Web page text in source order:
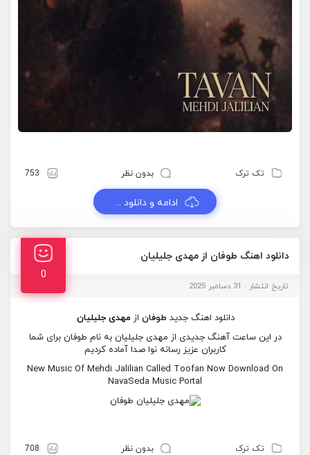
تک ترک بدون نظر 753
ادامه و دانلود ...
دانلود اهنگ طوفان از مهدی جلیلیان
0
تاریخ انتشار : 31 دسامبر 2025
دانلود اهنگ جدید طوفان از مهدی جلیلیان
در این ساعت آهنگ جدیدی از مهدی جلیلیان به نام طوفان برای شما
کاربران عزیز رسانه نوا صدا آماده کردیم
New Music Of Mehdi Jalilian Called Toofan Now Download On
NavaSeda Music Portal
تک ترک بدون نظر 708